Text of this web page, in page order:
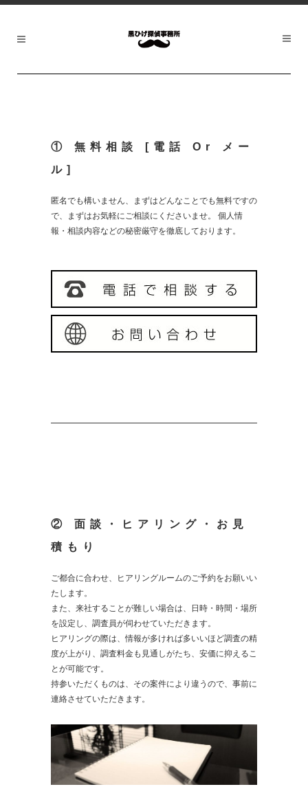
① 無料相談 [電話 Or メー
ル]
匿名でも構いません、まずはどんなことでも無料ですの
で、まずはお気軽にご相談にくださいませ。 個人情
報・相談内容などの秘密厳守を徹底しております。
② 面談・ヒアリング・お見
積もり
ご都合に合わせ、ヒアリングルームのご予約をお願いい
たします。
また、来社することが難しい場合は、日時・時間・場所
を設定し、調査員が伺わせていただきます。
ヒアリングの際は、情報が多ければ多いいほど調査の精
度が上がり、調査料金も見通しがたち、安価に抑えるこ
とが可能です。
持参いただくものは、その案件により違うので、事前に
連絡させていただきます。